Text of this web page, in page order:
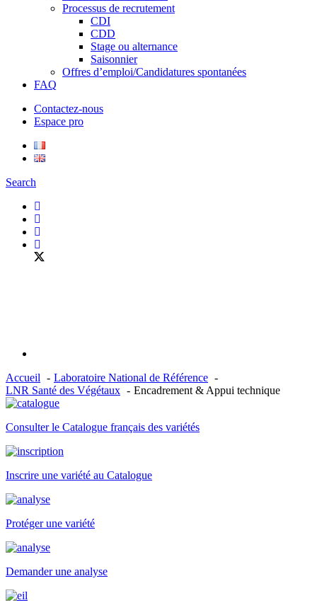
Processus de recrutement
CDI
CDD
Stage ou alternance
Saisonnier
Offres d’emploi/Candidatures spontanées
FAQ
Contactez-nous
Espace pro
Search
Accueil
Laboratoire National de Référence
LNR Santé des Végétaux
Encadrement & Appui technique
Consulter le Catalogue français des variétés
Inscrire une variété au Catalogue
Protéger une variété
Demander une analyse